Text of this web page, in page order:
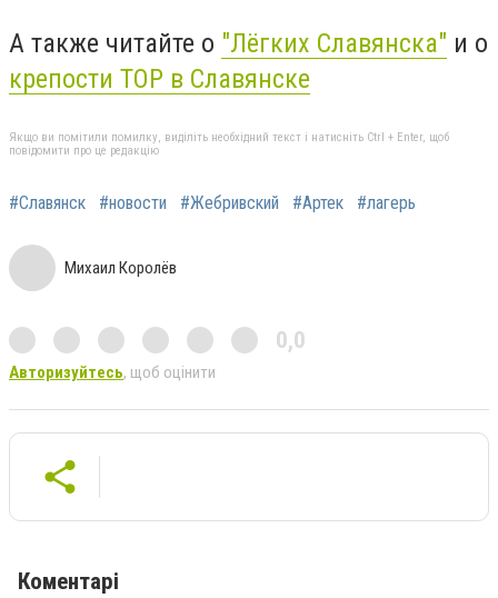
А также читайте о "Лёгких Славянска" и о
крепости ТОР в Славянске
Якщо ви помітили помилку, виділіть необхідний текст і натисніть Ctrl + Enter, щоб
повідомити про це редакцію
#Славянск #новости #Жебривский #Артек #лагерь
Михаил Королёв
0,0
Авторизуйтесь, щоб оцінити
Коментарі